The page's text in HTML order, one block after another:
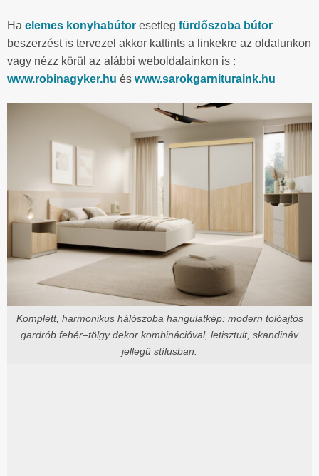
Ha elemes konyhabútor esetleg fürdőszoba bútor
beszerzést is tervezel akkor kattints a linkekre az oldalunkon
vagy nézz körül az alábbi weboldalainkon is :
www.robinagyker.hu és www.sarokgarnituraink.hu
Komplett, harmonikus hálószoba hangulatkép: modern tolóajtós
gardrób fehér–tölgy dekor kombinációval, letisztult, skandináv
jellegű stílusban.